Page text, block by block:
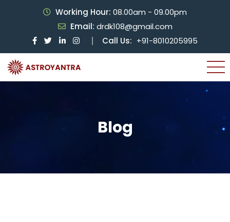
Working Hour: 08.00am - 09.00pm
Email: drdk108@gmail.com
Call Us: +91-8010205995
Blog